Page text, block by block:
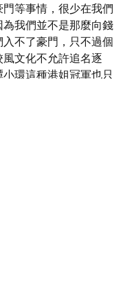
等事情，很少在我們
我們並不是那麼向錢
不了豪門，只不過個
文化不允許追名逐
環這種港姐冠軍也只